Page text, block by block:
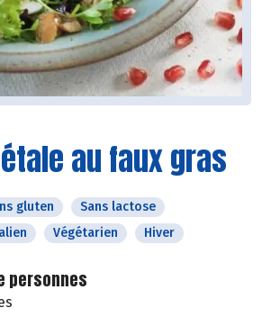
au faux gras
gluten
Sans lactose
Végétarien Hiver
personnes